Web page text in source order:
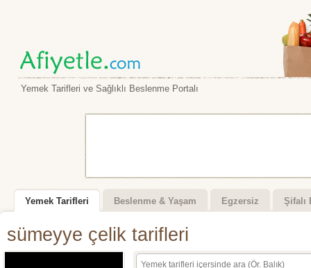
Yemek Tarifleri ve Sağlıklı Beslenme Portalı
Yemek Tarifleri Beslenme & Yaşam Egzersiz Şifalı
sümeyye çelik tarifleri